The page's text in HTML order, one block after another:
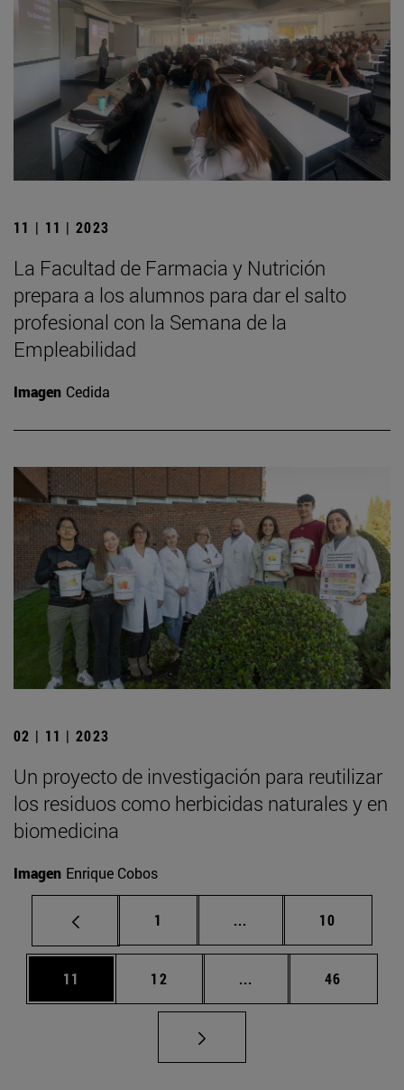
11 | 11 | 2023
La Facultad de Farmacia y Nutrición
prepara a los alumnos para dar el salto
profesional con la Semana de la
Empleabilidad
Imagen Cedida
02 | 11 | 2023
Un proyecto de investigación para reutilizar
los residuos como herbicidas naturales y en
biomedicina
Imagen Enrique Cobos
Página
1 ... Páginas intermedias
Página
10
Página
11 Página
12 ... Páginas intermedias
Página
46